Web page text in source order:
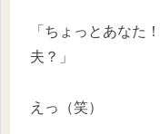
「ちょっとあなた
夫？」
えっ（笑）